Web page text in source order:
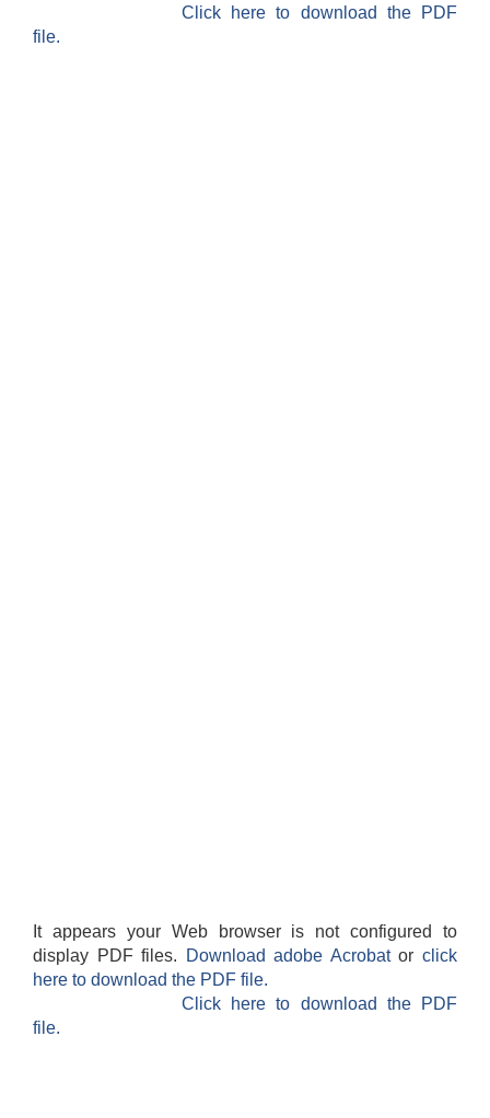
Click here to download the PDF
file.
It appears your Web browser is not configured to
display PDF files.
Download adobe Acrobatorclick
here to download the PDF file.
Click here to download the PDF
file.